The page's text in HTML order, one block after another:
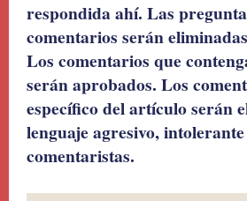
respondida ahí. Las
comentarios serán
Los comentarios que
serán aprobados. Los
específico del artículo serán
lenguaje agresivo,
comentaristas.